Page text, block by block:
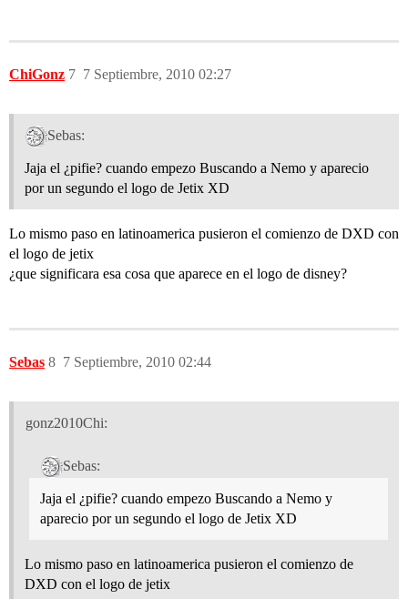
ChiGonz 7 Septiembre, 2010 02:27
7
Sebas:
Jaja el ¿pifie? cuando empezo Buscando a Nemo y aparecio
por un segundo el logo de Jetix XD
Lo mismo paso en latinoamerica pusieron el comienzo de DXD con
el logo de jetix
¿que significara esa cosa que aparece en el logo de disney?
Sebas 7 Septiembre, 2010 02:44
8
gonz2010Chi:
Sebas:
Jaja el ¿pifie? cuando empezo Buscando a Nemo y
aparecio por un segundo el logo de Jetix XD
Lo mismo paso en latinoamerica pusieron el comienzo de
DXD con el logo de jetix